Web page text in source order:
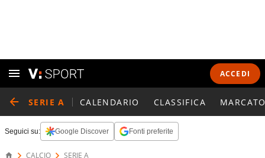
ACCEDI
SERIE A CALENDARIO CLASSIFICA
Seguici su: Google Discover Fonti preferite
CALCIO SERIE A